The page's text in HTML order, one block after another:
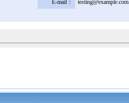
E-mail：
testing@example.com